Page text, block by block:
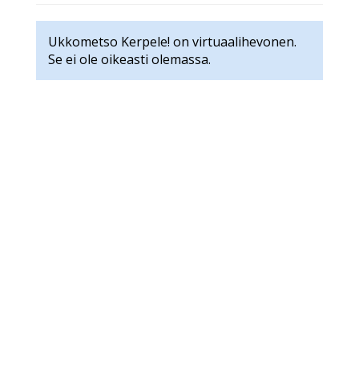
Ukkometso Kerpele! on virtuaalihevonen.
Se ei ole oikeasti olemassa.